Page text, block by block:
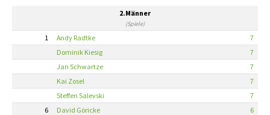
2.Männer
(Spiele)
1 Andy Radtke
7
Dominik Kiesig
7
Jan Schwartze
7
Kai Zosel
7
Steffen Salevski
7
6
David Göricke
6